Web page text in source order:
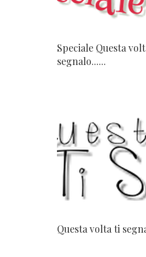
Speciale Questa
segnalo......
Questa volta ti